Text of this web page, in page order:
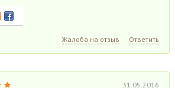
Жалоба на отзыв Ответить
31.05.2016